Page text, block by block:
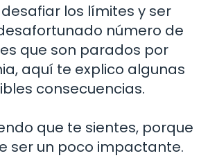
los límites y ser
número de
que son parados por
aquí te explico algunas
consecuencias.
que te sientes, porque
ser un poco impactante.